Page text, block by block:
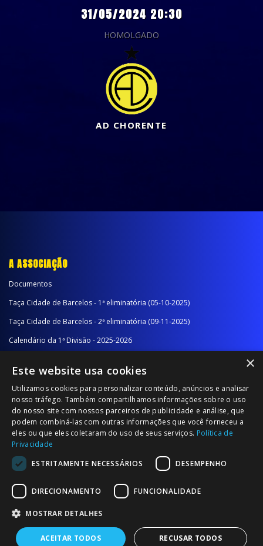
31/05/2024 20:30
HOMOLGADO
AD CHORENTE
A ASSOCIAÇÃO
Documentos
Taça Cidade de Barcelos - 1ª eliminatória (05-10-2025)
Taça Cidade de Barcelos - 2ª eliminatória (09-11-2025)
Calendário da 1ª Divisão - 2025-2026
Calendário da 2ª Divisão - Série B - 2025-2026
Calendário da Época
NOTÍCIAS/COMUNICADOS
Notícias
Comunicados
© 2026 Associação Futebol Popular Barcelos
×
Este website usa cookies
Utilizamos cookies para personalizar conteúdo, anúncios e analisar
nosso tráfego. Também compartilhamos informações sobre o uso
do nosso site com nossos parceiros de publicidade e análise, que
podem combiná-las com outras informações que você forneceu a
eles ou que eles coletaram do uso de seus serviços. Política de
Privacidade
ESTRITAMENTE NECESSÁRIOS
DESEMPENHO
DIRECIONAMENTO FUNCIONALIDADE
MOSTRAR DETALHES
ACEITAR TODOS RECUSAR TODOS